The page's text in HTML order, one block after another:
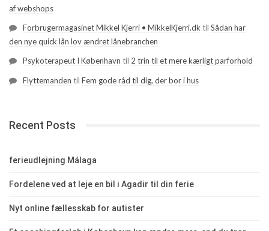
af webshops
Forbrugermagasinet Mikkel Kjerri • MikkelKjerri.dk til Sådan har
den nye quick lån lov ændret lånebranchen
Psykoterapeut I København til 2 trin til et mere kærligt parforhold
Flyttemanden til Fem gode råd til dig, der bor i hus
Recent Posts
ferieudlejning Málaga
Fordelene ved at leje en bil i Agadir til din ferie
Nyt online fællesskab for autister